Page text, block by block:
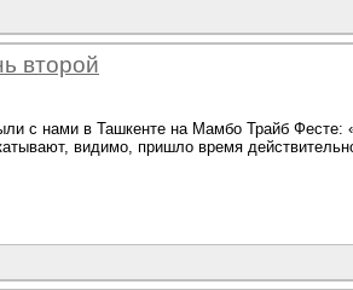
второй
с нами в Ташкенте на Мамбо Трайб Фесте:
видимо, пришло время